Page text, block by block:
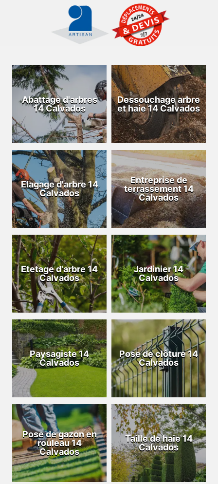
Abattage d'arbres
14 Calvados
Dessouchage arbre
et haie 14 Calvados
Elagage d'arbre 14
Calvados
Entreprise de
terrassement 14
Calvados
Etetage d'arbre 14
Calvados
Jardinier 14
Calvados
Paysagiste 14
Calvados
Pose de clôture 14
Calvados
Pose de gazon en
rouleau 14
Calvados
Taille de haie 14
Calvados